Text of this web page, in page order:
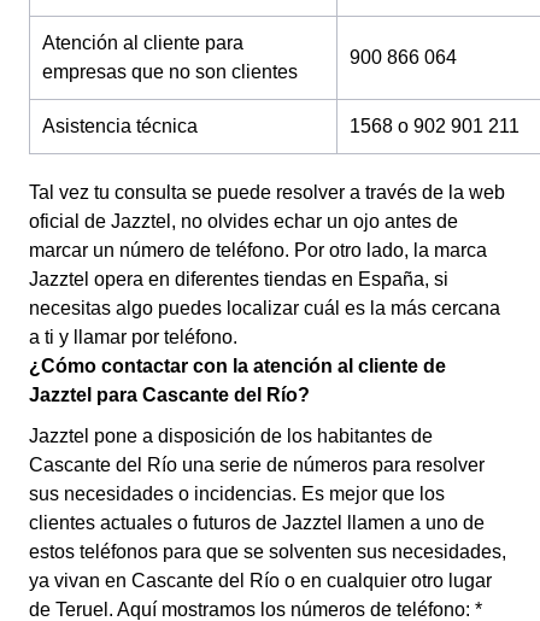
Atención al cliente para
empresas que no son clientes
900 866 064
Asistencia técnica 1568 o 902 901 211
Tal vez tu consulta se puede resolver a través de la web
oficial de Jazztel, no olvides echar un ojo antes de
marcar un número de teléfono. Por otro lado, la marca
Jazztel opera en diferentes tiendas en España, si
necesitas algo puedes localizar cuál es la más cercana
a ti y llamar por teléfono.
¿Cómo contactar con la atención al cliente de
Jazztel para Cascante del Río?
Jazztel pone a disposición de los habitantes de
Cascante del Río una serie de números para resolver
sus necesidades o incidencias. Es mejor que los
clientes actuales o futuros de Jazztel llamen a uno de
estos teléfonos para que se solventen sus necesidades,
ya vivan en Cascante del Río o en cualquier otro lugar
de Teruel. Aquí mostramos los números de teléfono: *